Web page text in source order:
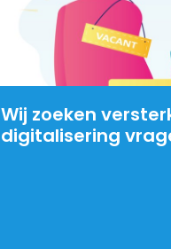
Wij zoeken
digitalisering